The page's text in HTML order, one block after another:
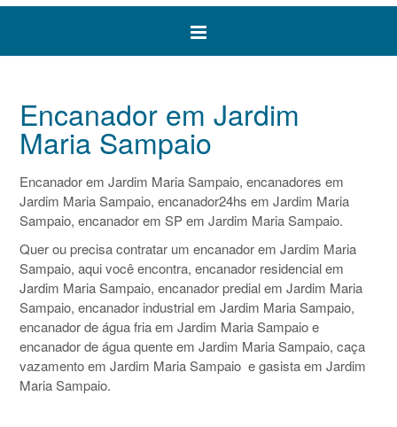
Encanador em Jardim
Maria Sampaio
Encanador em Jardim Maria Sampaio, encanadores em
Jardim Maria Sampaio, encanador24hs em Jardim Maria
Sampaio, encanador em SP em Jardim Maria Sampaio.
Quer ou precisa contratar um encanador em Jardim Maria
Sampaio, aqui você encontra, encanador residencial em
Jardim Maria Sampaio, encanador predial em Jardim Maria
Sampaio, encanador industrial em Jardim Maria Sampaio,
encanador de água fria em Jardim Maria Sampaio e
encanador de água quente em Jardim Maria Sampaio, caça
vazamento em Jardim Maria Sampaio e gasista em Jardim
Maria Sampaio.